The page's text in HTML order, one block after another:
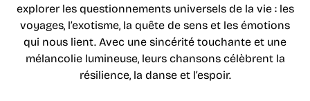
explorer les questionnements universels de la vie : les
voyages, l’exotisme, la quête de sens et les émotions
qui nous lient. Avec une sincérité touchante et une
mélancolie lumineuse, leurs chansons célèbrent la
résilience, la danse et l’espoir.